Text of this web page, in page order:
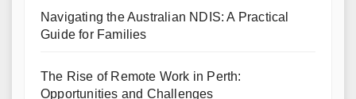
Navigating the Australian NDIS: A Practical
Guide for Families
The Rise of Remote Work in Perth:
Opportunities and Challenges